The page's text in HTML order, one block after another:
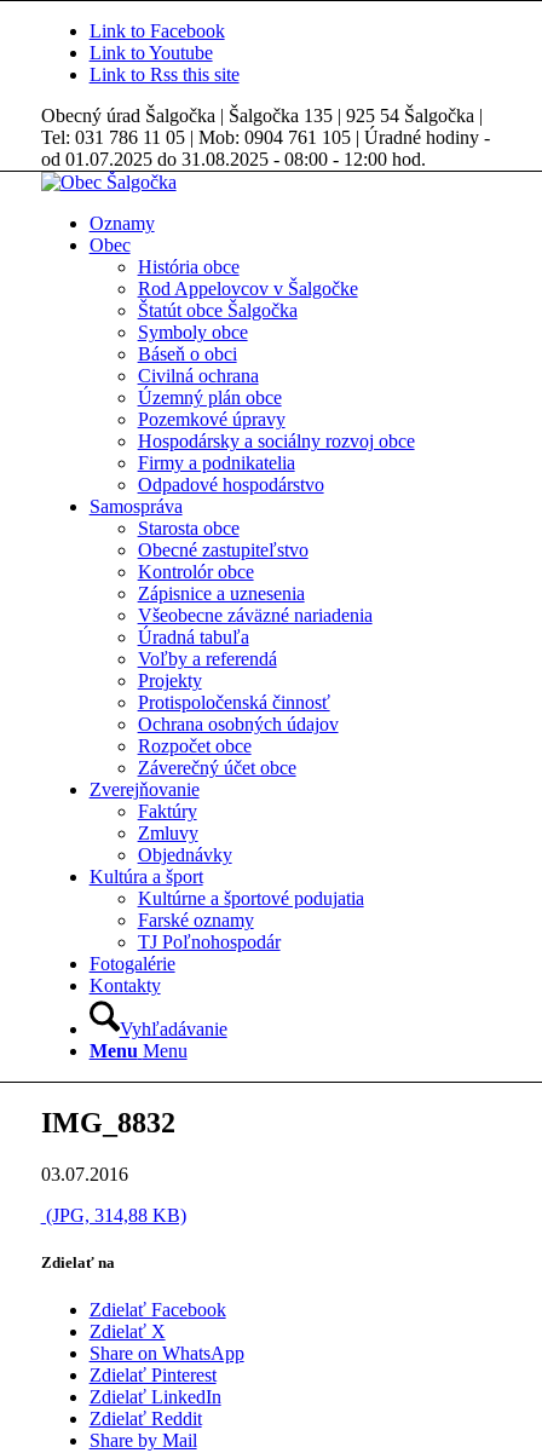
Link to Facebook
Link to Youtube
Link to Rss this site
Obecný úrad Šalgočka | Šalgočka 135 | 925 54 Šalgočka |
Tel: 031 786 11 05 | Mob: 0904 761 105 | Úradné hodiny -
od 01.07.2025 do 31.08.2025 - 08:00 - 12:00 hod.
Oznamy
Obec
História obce
Rod Appelovcov v Šalgočke
Štatút obce Šalgočka
Symboly obce
Báseň o obci
Civilná ochrana
Územný plán obce
Pozemkové úpravy
Hospodársky a sociálny rozvoj obce
Firmy a podnikatelia
Odpadové hospodárstvo
Samospráva
Starosta obce
Obecné zastupiteľstvo
Kontrolór obce
Zápisnice a uznesenia
Všeobecne záväzné nariadenia
Úradná tabuľa
Voľby a referendá
Projekty
Protispoločenská činnosť
Ochrana osobných údajov
Rozpočet obce
Záverečný účet obce
Zverejňovanie
Faktúry
Zmluvy
Objednávky
Kultúra a šport
Kultúrne a športové podujatia
Farské oznamy
TJ Poľnohospodár
Fotogalérie
Kontakty
Vyhľadávanie
Menu Menu
IMG_8832
03.07.2016
(JPG, 314,88 KB)
Zdielať na
Zdielať Facebook
Zdielať X
Share on WhatsApp
Zdielať Pinterest
Zdielať LinkedIn
Zdielať Reddit
Share by Mail